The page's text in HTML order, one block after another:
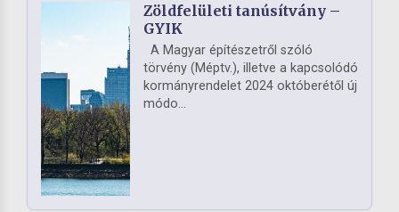
Zöldfelületi tanúsítvány –
GYIK
A Magyar építészetről szóló
törvény (Méptv.), illetve a kapcsolódó
kormányrendelet 2024 októberétől új
módo...